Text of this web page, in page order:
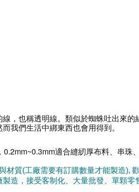
，也稱透明線。類似於蜘蛛吐出來
我們生活中綁東西也會用得到。
，0.2mm~0.3mm適合縫紉厚布料、串珠
材質(工廠需要有訂購數量才能製造),
造，接受客制化、大量批發、單顆零